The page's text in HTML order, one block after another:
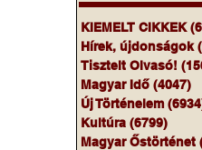
KIEMELT CIKKEK
Hírek, újdonságok
Tisztelt Olvasó!
Magyar Idő (4047)
Új Történelem
Kultúra (6799)
Magyar Őstörténet